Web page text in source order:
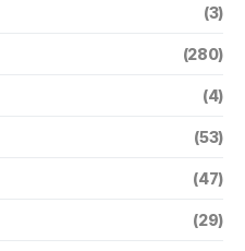
(3)
(280)
(4)
(53)
(47)
(29)